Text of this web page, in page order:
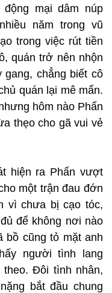
động mại dâm núp
năm trong vũ
trong việc rút tiền
quán trở nên nhộn
gang, chẳng biết cô
quán lại mê mẩn.
hôm nào Phấn
thẹo cho gã vui vẻ
hiện ra Phấn vượt
một trận đau đớn
vì chưa bị cạo tóc,
để không nơi nào
bồ cũng tỏ mặt anh
người tình lang
Đôi tình nhân,
bắt đầu chung